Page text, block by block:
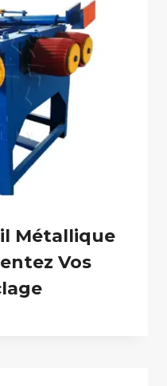
Métallique
Vos